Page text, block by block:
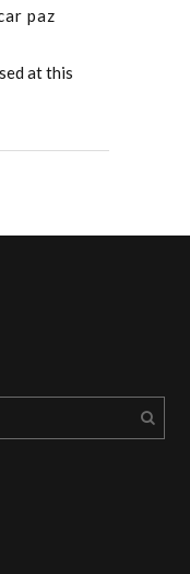
paz
at this